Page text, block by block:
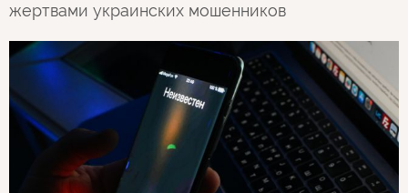
жертвами украинских мошенников